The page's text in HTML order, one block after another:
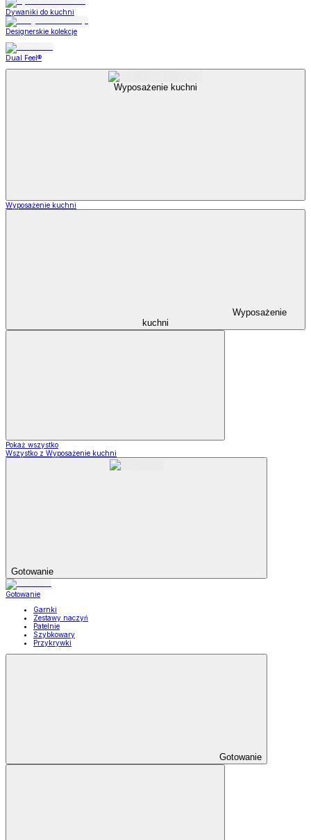
Dywaniki do kuchni
Designerskie kolekcje
Dual Feel®
Wyposażenie kuchni
Wyposażenie kuchni
Wyposażenie
kuchni
Pokaż wszystko
Wszystko z Wyposażenie kuchni
Gotowanie
Gotowanie
Garnki
Zestawy naczyń
Patelnie
Szybkowary
Przykrywki
Gotowanie